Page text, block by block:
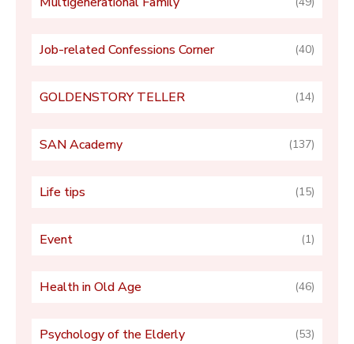
Job-related Confessions Corner (40)
GOLDENSTORY TELLER (14)
SAN Academy (137)
Life tips (15)
Event (1)
Health in Old Age (46)
Psychology of the Elderly (53)